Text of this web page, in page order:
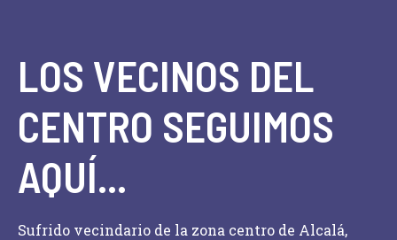
LOS VECINOS DEL
CENTRO SEGUIMOS
AQUÍ...
Sufrido vecindario de la zona centro de Alcalá,